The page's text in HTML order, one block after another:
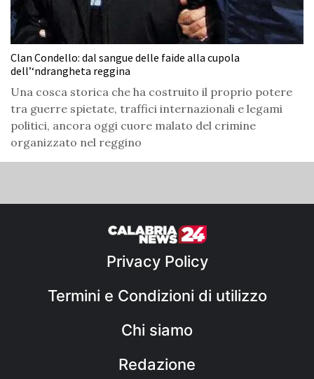
Clan Condello: dal sangue delle faide alla cupola
dell’‘ndrangheta reggina
Una cosca storica che ha costruito il proprio potere
tra guerre spietate, traffici internazionali e legami
politici, ancora oggi cuore malato del crimine
organizzato nel reggino
Privacy Policy
Termini e Condizioni di utilizzo
Chi siamo
Redazione